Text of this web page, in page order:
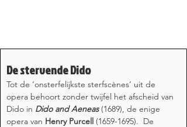
De stervende Dido
Tot de ‘onsterfelijkste sterfscènes’ uit de
opera behoort zonder twijfel het afscheid van
Dido in Dido and Aeneas (1689), de enige
opera van Henry Purcell (1659-1695).  De